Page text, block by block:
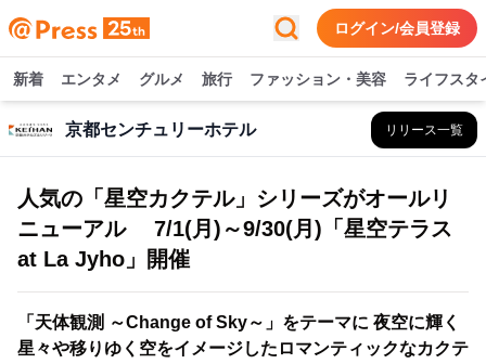
ログイン/会員登録
新着 エンタメ グルメ 旅行 ファッション・美容 ライフスタ
京都センチュリーホテル リリース一覧
人気の「星空カクテル」シリーズがオールリ
ニューアル 7/1(月)～9/30(月)「星空テラス
at La Jyho」開催
「天体観測 ～Change of Sky～」をテーマに 夜空に輝く
星々や移りゆく空をイメージしたロマンティックなカクテ